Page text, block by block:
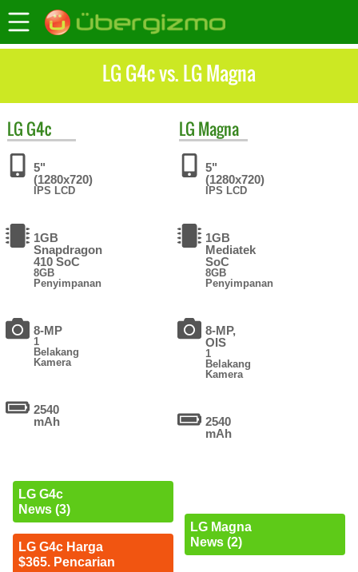
LG G4c vs. LG Magna
LG G4c
5"
(1280x720)
IPS LCD
1GB
Snapdragon
410 SoC
8GB
Penyimpanan
8-MP
1
Belakang
Kamera
2540
mAh
LG G4c
News (3)
LG G4c Harga
$365. Pencarian
LG Magna
5"
(1280x720)
IPS LCD
1GB
Mediatek
SoC
8GB
Penyimpanan
8-MP,
OIS
1
Belakang
Kamera
2540
mAh
LG Magna
News (2)